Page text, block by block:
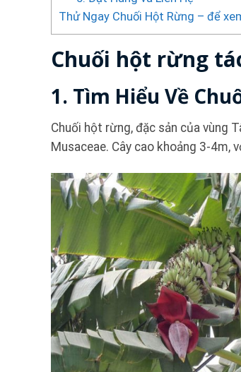
Thử Ngay Chuối Hột Rừng – để
Chuối hột rừng
1. Tìm Hiểu Về
Chuối hột rừng, đặc sản của vùng
Musaceae. Cây cao khoảng 3-4m,